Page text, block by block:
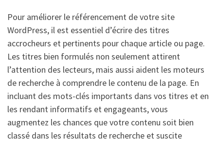
Pour améliorer le référencement de votre site
WordPress, il est essentiel d’écrire des titres
accrocheurs et pertinents pour chaque article ou page.
Les titres bien formulés non seulement attirent
l’attention des lecteurs, mais aussi aident les moteurs
de recherche à comprendre le contenu de la page. En
incluant des mots-clés importants dans vos titres et en
les rendant informatifs et engageants, vous
augmentez les chances que votre contenu soit bien
classé dans les résultats de recherche et suscite